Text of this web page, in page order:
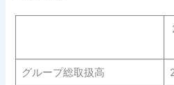
グループ総取扱高